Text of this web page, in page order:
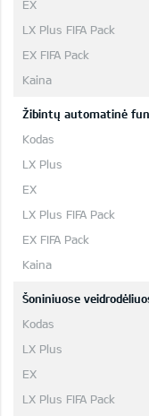
Žibintų automatinė
Šoniniuose